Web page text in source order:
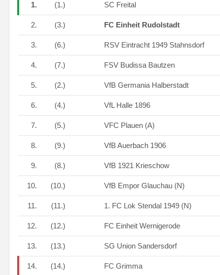
1. (1.) SC Freital
2. (3.) FC Einheit Rudolstadt
3. (6.) RSV Eintracht 1949 Stahnsdorf
4. (7.) FSV Budissa Bautzen
5. (2.) VfB Germania Halberstadt
6. (4.) VfL Halle 1896
7. (5.) VFC Plauen (A)
8. (9.) VfB Auerbach 1906
9. (8.) VfB 1921 Krieschow
10. (10.) VfB Empor Glauchau (N)
11. (11.) 1. FC Lok Stendal 1949 (N)
12. (12.) FC Einheit Wernigerode
13. (13.) SG Union Sandersdorf
14. (14.) FC Grimma